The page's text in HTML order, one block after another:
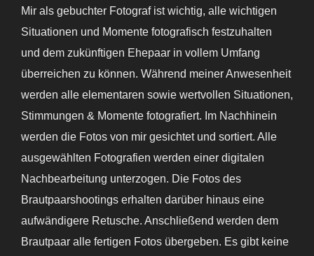
Mir als gebuchter Fotograf ist wichtig, alle wichtigen
Situationen und Momente fotografisch festzuhalten
und dem zukünftigen Ehepaar in vollem Umfang
überreichen zu können. Während meiner Anwesenheit
werden alle elementaren sowie wertvollen Situationen,
Stimmungen & Momente fotografiert. Im Nachhinein
werden die Fotos von mir gesichtet und sortiert. Alle
ausgewählten Fotografien werden einer digitalen
Nachbearbeitung unterzogen. Die Fotos des
Brautpaarshootings erhalten darüber hinaus eine
aufwändigere Retusche. Anschließend werden dem
Brautpaar alle fertigen Fotos übergeben. Es gibt keine